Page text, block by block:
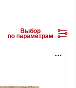
Выбор
по параметрам